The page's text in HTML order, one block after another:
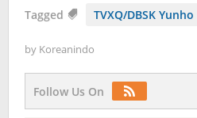
Tagged TVXQ/DBSK Yunho
by Koreanindo
Follow Us On